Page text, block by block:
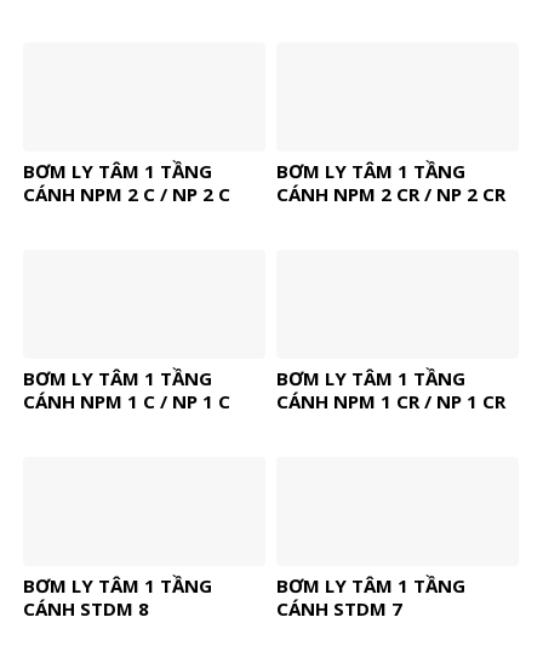
BƠM LY TÂM 1 TẦNG
CÁNH NPM 2 C / NP 2 C
BƠM LY TÂM 1 TẦNG
CÁNH NPM 2 CR / NP 2 CR
BƠM LY TÂM 1 TẦNG
CÁNH NPM 1 C / NP 1 C
BƠM LY TÂM 1 TẦNG
CÁNH NPM 1 CR / NP 1 CR
BƠM LY TÂM 1 TẦNG
CÁNH STDM 8
BƠM LY TÂM 1 TẦNG
CÁNH STDM 7